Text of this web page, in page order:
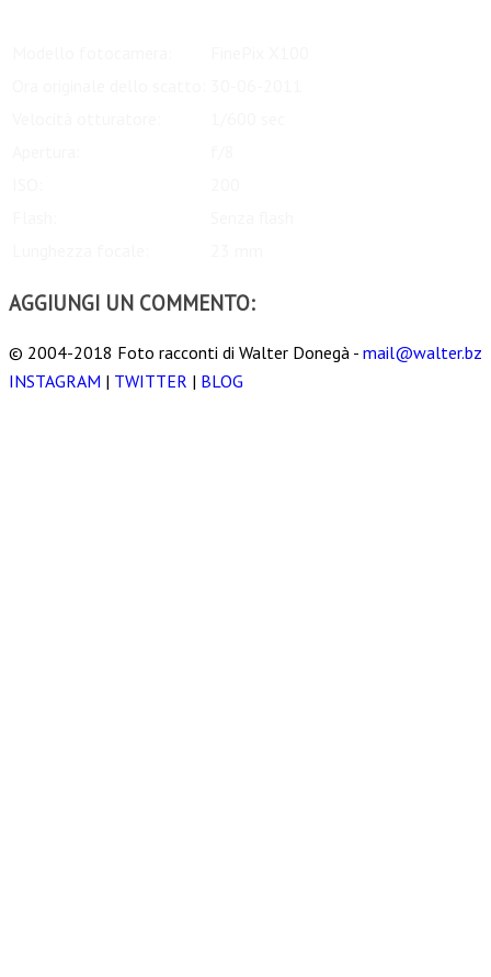
AGGIUNGI UN COMMENTO:
© 2004-2018 Foto racconti di Walter Donegà - mail@walter.bz
INSTAGRAM | TWITTER | BLOG